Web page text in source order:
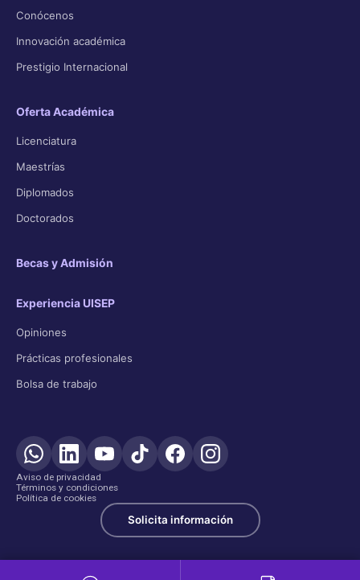
Conócenos
Innovación académica
Prestigio Internacional
Oferta Académica
Licenciatura
Maestrías
Diplomados
Doctorados
Becas y Admisión
Experiencia UISEP
Opiniones
Prácticas profesionales
Bolsa de trabajo
Aviso de privacidad
Términos y condiciones
Política de cookies
Solicita información